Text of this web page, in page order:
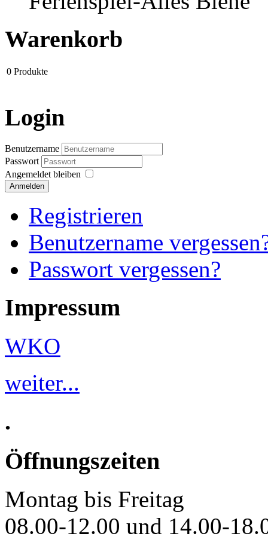
Warenkorb
0 Produkte
Login
Benutzername
Passwort
Angemeldet bleiben
Anmelden
Registrieren
Benutzername
Passwort vergessen?
Impressum
WKO
weiter...
.
Öffnungszeiten
Montag bis Freitag
08.00-12.00 und 14.00-